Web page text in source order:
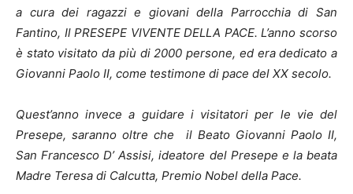
a cura dei ragazzi e giovani della Parrocchia di San
Fantino, Il PRESEPE VIVENTE DELLA PACE. L’anno scorso
è stato visitato da più di 2000 persone, ed era dedicato a
Giovanni Paolo II, come testimone di pace del XX secolo.
Quest’anno invece a guidare i visitatori per le vie del
Presepe, saranno oltre che il Beato Giovanni Paolo II,
San Francesco D’ Assisi, ideatore del Presepe e la beata
Madre Teresa di Calcutta, Premio Nobel della Pace.